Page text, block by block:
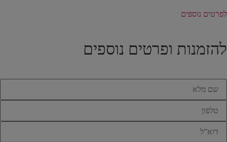
לפרטים נוספים
להזמנות ופרטים נוספים
שם
מלא*
טלפון
דוא”ל